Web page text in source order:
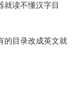
就读不懂汉字目
目录改成英文就